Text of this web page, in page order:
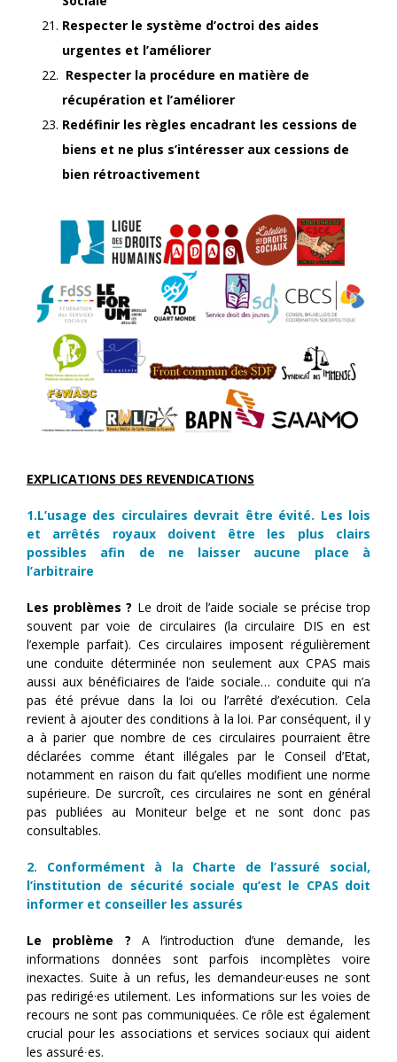
Respecter le système d’octroi des aides
urgentes et l’améliorer
Respecter la procédure en matière de
récupération et l’améliorer
Redéfinir les règles encadrant les cessions de
biens et ne plus s’intéresser aux cessions de
bien rétroactivement
EXPLICATIONS DES REVENDICATIONS
1.L’usage des circulaires devrait être évité. Les lois
et arrêtés royaux doivent être les plus clairs
possibles afin de ne laisser aucune place à
l’arbitraire
Les problèmes ? Le droit de l’aide sociale se précise trop
souvent par voie de circulaires (la circulaire DIS en est
l’exemple parfait). Ces circulaires imposent régulièrement
une conduite déterminée non seulement aux CPAS mais
aussi aux bénéficiaires de l’aide sociale… conduite qui n’a
pas été prévue dans la loi ou l’arrêté d’exécution. Cela
revient à ajouter des conditions à la loi. Par conséquent, il y
a à parier que nombre de ces circulaires pourraient être
déclarées comme étant illégales par le Conseil d’Etat,
notamment en raison du fait qu’elles modifient une norme
supérieure. De surcroît, ces circulaires ne sont en général
pas publiées au Moniteur belge et ne sont donc pas
consultables.
2. Conformément à la Charte de l’assuré social,
l’institution de sécurité sociale qu’est le CPAS doit
informer et conseiller les assurés
Le problème ? A l’introduction d’une demande, les
informations données sont parfois incomplètes voire
inexactes. Suite à un refus, les demandeur·euses ne sont
pas redirigé·es utilement. Les informations sur les voies de
recours ne sont pas communiquées. Ce rôle est également
crucial pour les associations et services sociaux qui aident
les assuré∙es.